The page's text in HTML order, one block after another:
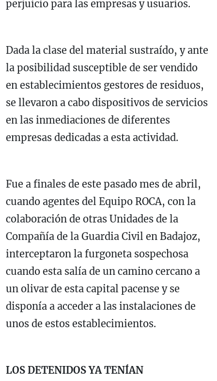
perjuicio para las empresas y usuarios.
Dada la clase del material sustraído, y ante
la posibilidad susceptible de ser vendido
en establecimientos gestores de residuos,
se llevaron a cabo dispositivos de servicios
en las inmediaciones de diferentes
empresas dedicadas a esta actividad.
Fue a finales de este pasado mes de abril,
cuando agentes del Equipo ROCA, con la
colaboración de otras Unidades de la
Compañía de la Guardia Civil en Badajoz,
interceptaron la furgoneta sospechosa
cuando esta salía de un camino cercano a
un olivar de esta capital pacense y se
disponía a acceder a las instalaciones de
unos de estos establecimientos.
LOS DETENIDOS YA TENÍAN